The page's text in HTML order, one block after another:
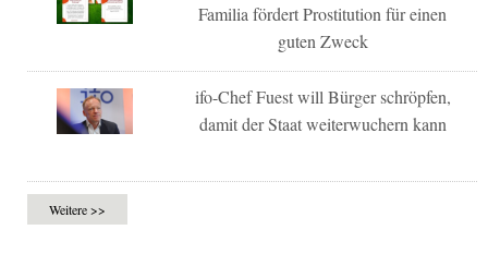
Familia fördert Prostitution für einen
guten Zweck
ifo-Chef Fuest will Bürger schröpfen,
damit der Staat weiterwuchern kann
Weitere >>